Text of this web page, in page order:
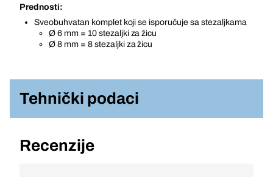
Prednosti:
Sveobuhvatan komplet koji se isporučuje sa stezaljkama
Ø 6 mm = 10 stezaljki za žicu
Ø 8 mm = 8 stezaljki za žicu
Tehnički podaci
Recenzije